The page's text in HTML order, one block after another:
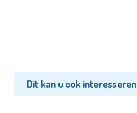
Dit kan u ook interesseren